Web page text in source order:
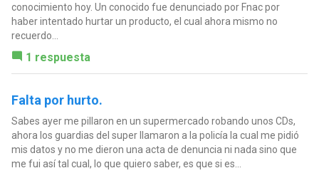
conocimiento hoy. Un conocido fue denunciado por Fnac por
haber intentado hurtar un producto, el cual ahora mismo no
recuerdo...
1 respuesta
Falta por hurto.
Sabes ayer me pillaron en un supermercado robando unos CDs,
ahora los guardias del super llamaron a la policía la cual me pidió
mis datos y no me dieron una acta de denuncia ni nada sino que
me fui así tal cual, lo que quiero saber, es que si es...